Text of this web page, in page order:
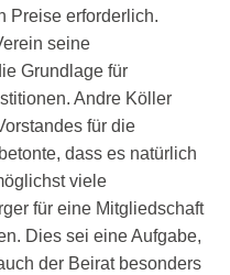
Preise erforderlich.
seine
Grundlage für
Andre Köller
für die
dass es natürlich
viele
für eine Mitgliedschaft
Dies sei eine Aufgabe,
der Beirat besonders